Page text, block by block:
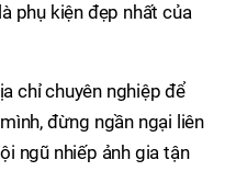
phụ kiện đẹp nhất của
chỉ chuyên nghiệp để
đừng ngần ngại liên
ngũ nhiếp ảnh gia tận